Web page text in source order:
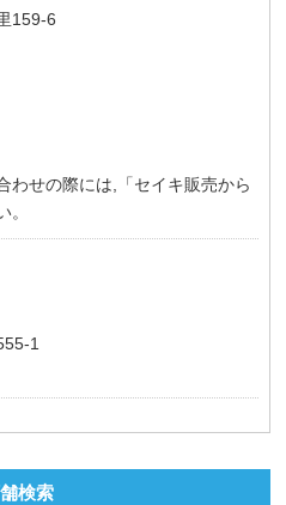
159-6
せの際には,「セイキ販売から
1
検索